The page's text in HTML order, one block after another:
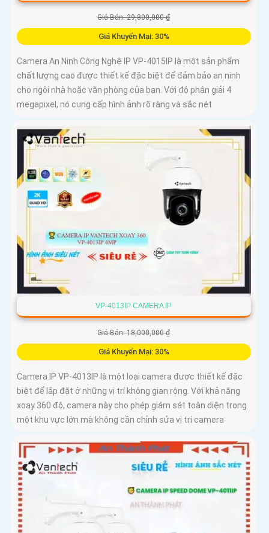
Giá Bán: 29,800,000 ₫
Giá Khuyến Mại: 30%
Camera An Ninh Công Nghệ IP VP-4015IP là một sản phẩm
chất lượng cao được thiết kế đặc biệt để đảm bảo an ninh
cho ngôi nhà hoặc văn phòng của bạn. Với độ phân giải 4
megapixel, nó cung cấp hình ảnh rõ ràng và sắc nét
VP-4013IP CAMERA IP
Giá Bán: 18,000,000 ₫
Giá Khuyến Mại: 30%
Camera IP VP-4013IP là một loại camera được thiết kế đặc
biệt để lắp đặt ở những vị trí không gian rộng. Với khả năng
xoay 360 độ, camera này cho phép giám sát toàn diện trong
một khu vực lớn mà không cần chỉnh sửa vị trí camera